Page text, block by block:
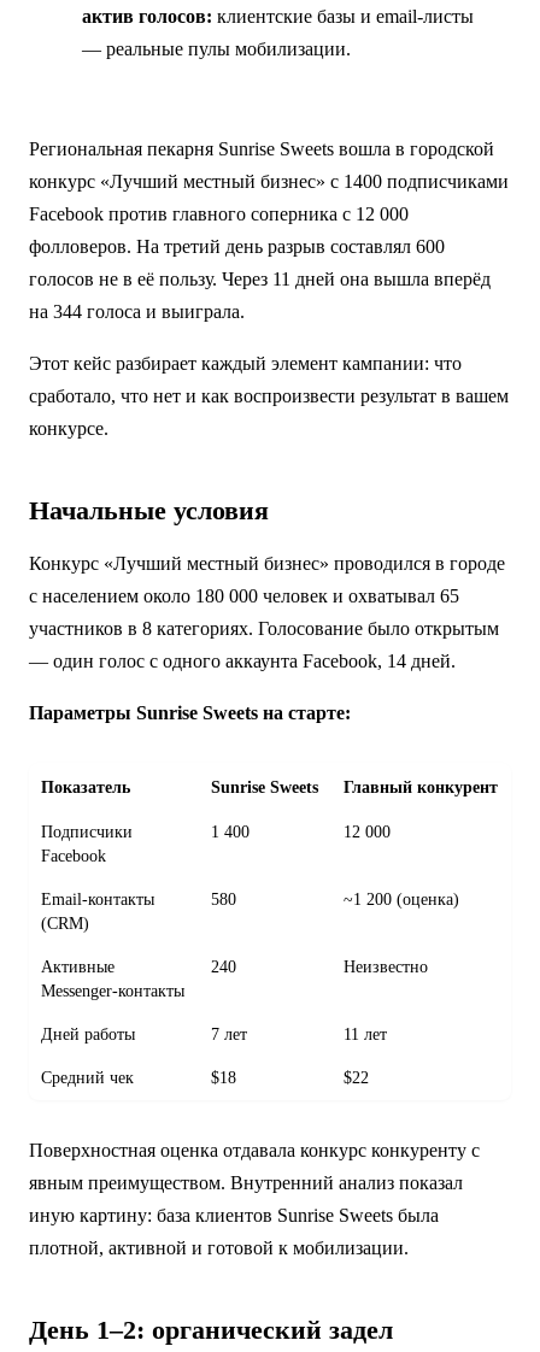
актив голосов: клиентские базы и email-листы
— реальные пулы мобилизации.
Региональная пекарня Sunrise Sweets вошла в городской
конкурс «Лучший местный бизнес» с 1400 подписчиками
Facebook против главного соперника с 12 000
фолловеров. На третий день разрыв составлял 600
голосов не в её пользу. Через 11 дней она вышла вперёд
на 344 голоса и выиграла.
Этот кейс разбирает каждый элемент кампании: что
сработало, что нет и как воспроизвести результат в вашем
конкурсе.
Начальные условия
Конкурс «Лучший местный бизнес» проводился в городе
с населением около 180 000 человек и охватывал 65
участников в 8 категориях. Голосование было открытым
— один голос с одного аккаунта Facebook, 14 дней.
Параметры Sunrise Sweets на старте:
Показатель Sunrise Sweets Главный конкурент
Подписчики
Facebook
1 400 12 000
Email-контакты
(CRM)
580 ~1 200 (оценка)
Активные
Messenger-контакты
240 Неизвестно
Дней работы 7 лет 11 лет
Средний чек $18 $22
Поверхностная оценка отдавала конкурс конкуренту с
явным преимуществом. Внутренний анализ показал
иную картину: база клиентов Sunrise Sweets была
плотной, активной и готовой к мобилизации.
День 1–2: органический задел